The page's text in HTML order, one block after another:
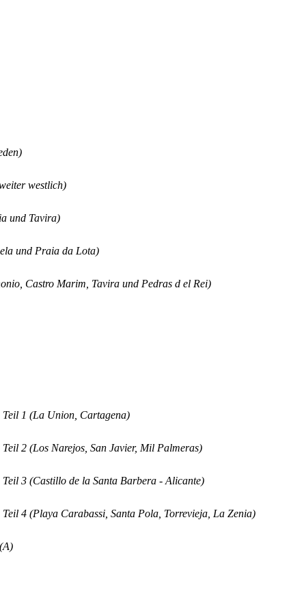
westlich)
und Tavira)
und Praia da Lota)
Castro Marim, Tavira und Pedras d el Rei)
1 (La Union, Cartagena)
2 (Los Narejos, San Javier, Mil Palmeras)
3 (Castillo de la Santa Barbera - Alicante)
4 (Playa Carabassi, Santa Pola, Torrevieja, La Zenia)